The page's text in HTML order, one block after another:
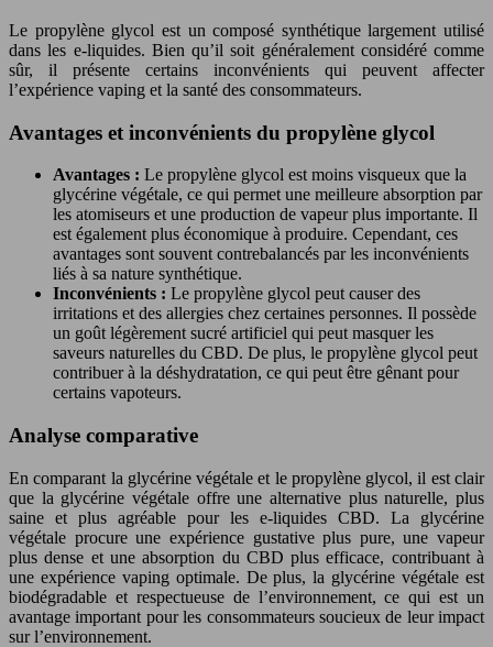
Le propylène glycol est un composé synthétique largement utilisé
dans les e-liquides. Bien qu’il soit généralement considéré comme
sûr, il présente certains inconvénients qui peuvent affecter
l’expérience vaping et la santé des consommateurs.
Avantages et inconvénients du propylène glycol
Avantages : Le propylène glycol est moins visqueux que la
glycérine végétale, ce qui permet une meilleure absorption par
les atomiseurs et une production de vapeur plus importante. Il
est également plus économique à produire. Cependant, ces
avantages sont souvent contrebalancés par les inconvénients
liés à sa nature synthétique.
Inconvénients : Le propylène glycol peut causer des
irritations et des allergies chez certaines personnes. Il possède
un goût légèrement sucré artificiel qui peut masquer les
saveurs naturelles du CBD. De plus, le propylène glycol peut
contribuer à la déshydratation, ce qui peut être gênant pour
certains vapoteurs.
Analyse comparative
En comparant la glycérine végétale et le propylène glycol, il est clair
que la glycérine végétale offre une alternative plus naturelle, plus
saine et plus agréable pour les e-liquides CBD. La glycérine
végétale procure une expérience gustative plus pure, une vapeur
plus dense et une absorption du CBD plus efficace, contribuant à
une expérience vaping optimale. De plus, la glycérine végétale est
biodégradable et respectueuse de l’environnement, ce qui est un
avantage important pour les consommateurs soucieux de leur impact
sur l’environnement.